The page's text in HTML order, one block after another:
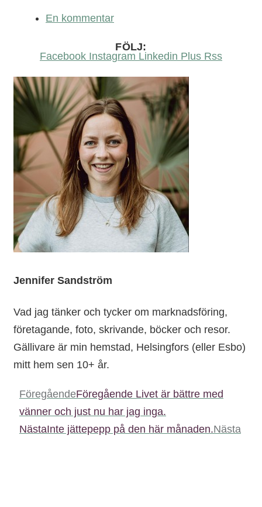
En kommentar
FÖLJ:
Facebook Instagram Linkedin Plus Rss
Jennifer Sandström
Vad jag tänker och tycker om marknadsföring,
företagande, foto, skrivande, böcker och resor.
Gällivare är min hemstad, Helsingfors (eller Esbo)
mitt hem sen 10+ år.
FöregåendeFöregående Livet är bättre med
vänner och just nu har jag inga.
NästaInte jättepepp på den här månaden.Nästa